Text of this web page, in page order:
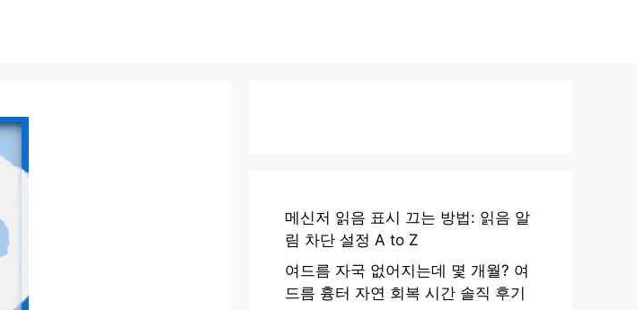
메신저 읽음 표시 끄는 방법: 읽음 알
림 차단 설정 A to Z
여드름 자국 없어지는데 몇 개월? 여
드름 흉터 자연 회복 시간 솔직 후기